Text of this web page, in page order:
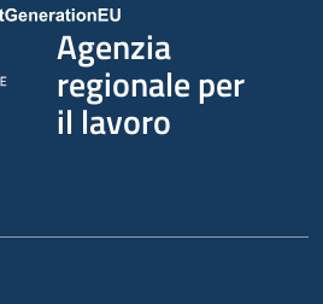
Agenzia
regionale per
il lavoro